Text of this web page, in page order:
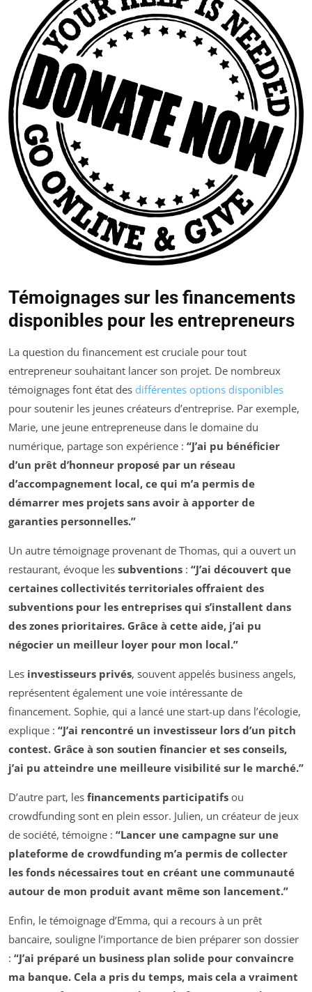
Témoignages sur les financements
disponibles pour les entrepreneurs
La question du financement est cruciale pour tout
entrepreneur souhaitant lancer son projet. De nombreux
témoignages font état des différentes options disponibles
pour soutenir les jeunes créateurs d’entreprise. Par exemple,
Marie, une jeune entrepreneuse dans le domaine du
numérique, partage son expérience : “J’ai pu bénéficier
d’un prêt d’honneur proposé par un réseau
d’accompagnement local, ce qui m’a permis de
démarrer mes projets sans avoir à apporter de
garanties personnelles.”
Un autre témoignage provenant de Thomas, qui a ouvert un
restaurant, évoque les subventions : “J’ai découvert que
certaines collectivités territoriales offraient des
subventions pour les entreprises qui s’installent dans
des zones prioritaires. Grâce à cette aide, j’ai pu
négocier un meilleur loyer pour mon local.”
Les investisseurs privés, souvent appelés business angels,
représentent également une voie intéressante de
financement. Sophie, qui a lancé une start-up dans l’écologie,
explique : “J’ai rencontré un investisseur lors d’un pitch
contest. Grâce à son soutien financier et ses conseils,
j’ai pu atteindre une meilleure visibilité sur le marché.”
D’autre part, les financements participatifs ou
crowdfunding sont en plein essor. Julien, un créateur de jeux
de société, témoigne : “Lancer une campagne sur une
plateforme de crowdfunding m’a permis de collecter
les fonds nécessaires tout en créant une communauté
autour de mon produit avant même son lancement.”
Enfin, le témoignage d’Emma, qui a recours à un prêt
bancaire, souligne l’importance de bien préparer son dossier
: “J’ai préparé un business plan solide pour convaincre
ma banque. Cela a pris du temps, mais cela a vraiment